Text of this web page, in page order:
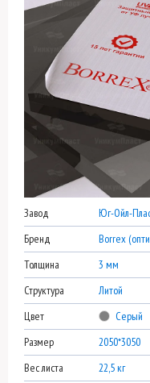
Завод
Юг-Ойл-
Бренд
Borrex
Толщина
3 мм
Структура
Литой
Цвет
Серый
Размер
2050*3050
Вес листа
22,5 кг